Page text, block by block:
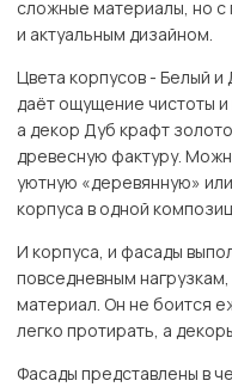
сложные материалы, но
и актуальным дизайном.
Цвета корпусов - Белый
даёт ощущение чистоты и
а декор Дуб крафт
древесную фактуру.
уютную «деревянную»
корпуса в одной
И корпуса, и фасады
повседневным
материал. Он не боится
легко протирать, а
Фасады представлены в